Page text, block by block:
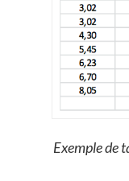
Exemple de